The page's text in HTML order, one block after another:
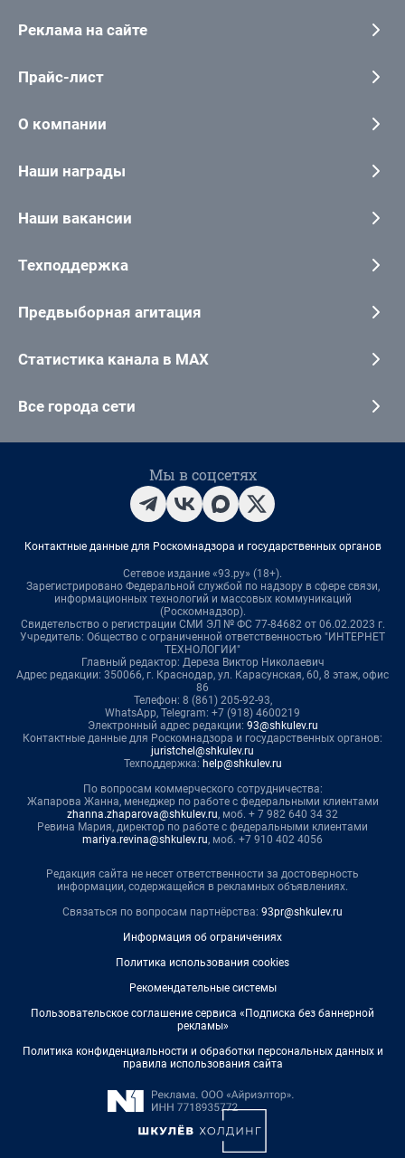
Реклама на сайте
Прайс-лист
О компании
Наши награды
Наши вакансии
Техподдержка
Предвыборная агитация
Статистика канала в MAX
Все города сети
Мы в соцсетях
Контактные данные для Роскомнадзора и государственных органов
Сетевое издание «93.ру» (18+).
Зарегистрировано Федеральной службой по надзору в сфере связи,
информационных технологий и массовых коммуникаций
(Роскомнадзор).
Свидетельство о регистрации СМИ ЭЛ № ФС 77-84682 от 06.02.2023 г.
Учредитель: Общество с ограниченной ответственностью "ИНТЕРНЕТ
ТЕХНОЛОГИИ"
Главный редактор: Дереза Виктор Николаевич
Адрес редакции: 350066, г. Краснодар, ул. Карасунская, 60, 8 этаж, офис
86
Телефон: 8 (861) 205-92-93,
WhatsApp, Telegram: +7 (918) 4600219
Электронный адрес редакции: 93@shkulev.ru
Контактные данные для Роскомнадзора и государственных органов:
juristchel@shkulev.ru
Техподдержка: help@shkulev.ru
По вопросам коммерческого сотрудничества:
Жапарова Жанна, менеджер по работе с федеральными клиентами
zhanna.zhaparova@shkulev.ru, моб. + 7 982 640 34 32
Ревина Мария, директор по работе с федеральными клиентами
mariya.revina@shkulev.ru, моб. +7 910 402 4056
Редакция сайта не несет ответственности за достоверность
информации, содержащейся в рекламных объявлениях.
Связаться по вопросам партнёрства: 93pr@shkulev.ru
Информация об ограничениях
Политика использования cookies
Рекомендательные системы
Пользовательское соглашение сервиса «Подписка без баннерной
рекламы»
Политика конфиденциальности и обработки персональных данных и
правила использования сайта